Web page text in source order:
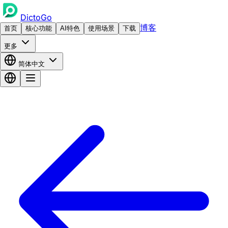
DictoGo
首页 核心功能 AI特色 使用场景 下载 博客
更多
简体中文